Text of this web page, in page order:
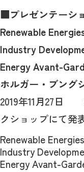
■プレゼンテーシ
Renewable
Industry
Energy Avant-
ホルガー・ブング
2019年11月27日
クショップにて発
Renewable
Industry
Energy Avant-